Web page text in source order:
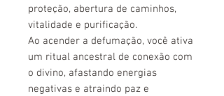
proteção, abertura de caminhos,
vitalidade e purificação.
Ao acender a defumação, você ativa
um ritual ancestral de conexão com
o divino, afastando energias
negativas e atraindo paz e